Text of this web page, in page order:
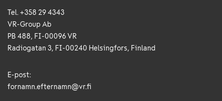
Tel. +358 29 4343
VR-Group Ab
PB 488, FI-00096 VR
Radiogatan 3, FI-00240 Helsingfors, Finland
E-post:
fornamn.efternamn@vr.fi